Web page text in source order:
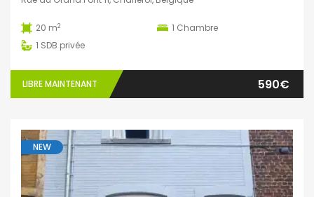
20 m2 1 Chambre
1 SDB privée
LIBRE MAINTENANT 590€
NEW